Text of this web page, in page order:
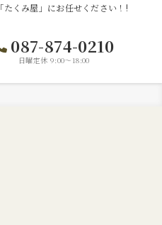
くみ屋」にお任せください！!
087-874-0210
日曜定休 9:00〜18:00